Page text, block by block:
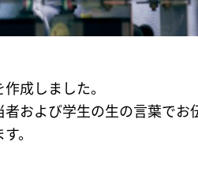
成しました。
および学生の生の言葉でお
。